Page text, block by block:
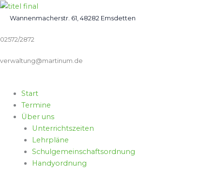
Zum
InhaltWannenmacherstr. 61, 48282 Emsdetten
02572/2872
verwaltung@martinum.de
Start
Termine
Über uns
Unterrichtszeiten
Lehrpläne
Schulgemeinschaftsordnung
Handyordnung